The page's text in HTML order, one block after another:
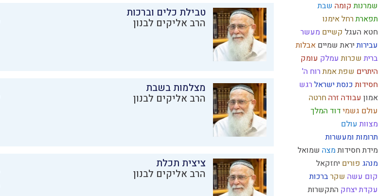
שמרנותקומה שבת
תפארתרחל אימנו
חטא העגל קשיים מעשר
עבירותיראת שמיים אבלות
ברית שכרותעמלק עומק
היתרים שפת אמתרוח ה'
חסידותכנסת ישראלרגש
אמון עבודה זרהחרטה
עולם גשמי דוד המלך
מצוות עולם
תרומות ומעשרות
מידת חסידותמצה שמואל
מנהג פורים יחזקאל
קום עשה שקרברכות
עקדת יצחק התקשרות
טבילת כלים וברכות
הרב אליקים לבנון
מצלמות בשבת
הרב אליקים לבנון
ציצית תכלת
הרב אליקים לבנון